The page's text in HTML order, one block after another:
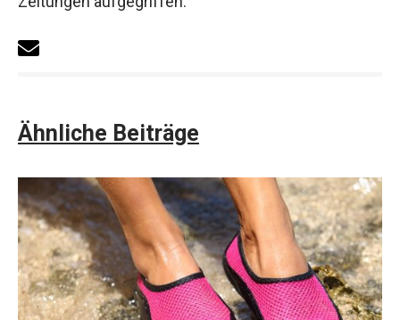
Ähnliche Beiträge